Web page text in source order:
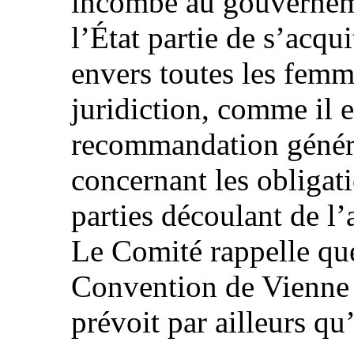
l’État partie de
envers toutes les
juridiction, comme il
recommandation
concernant les
parties découlant de
Le Comité rappelle
Convention de
prévoit par ailleurs